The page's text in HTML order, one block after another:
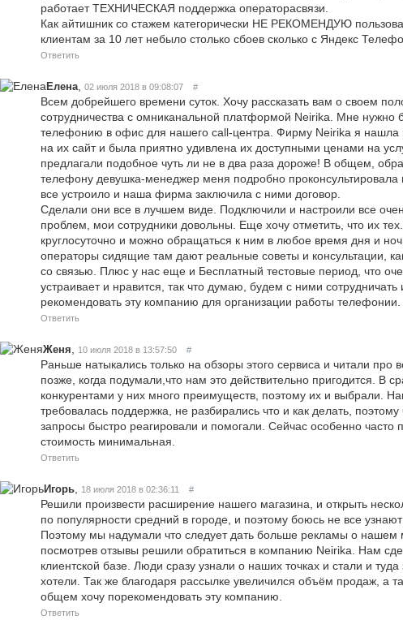
работает ТЕХНИЧЕСКАЯ поддержка операторасвязи.
Как айтишник со стажем категорически НЕ РЕКОМЕНДУЮ
клиентам за 10 лет небыло столько сбоев сколько с Яндекс
Ответить
Елена 02 июля 2018 в 09:08:07 #
Всем добрейшего времени суток. Хочу рассказать вам о своем
сотрудничества с омниканальной платформой Neirika. Мне нужно
телефонию в офис для нашего саll-центра. Фирму Neirika я нашла
на их сайт и была приятно удивлена их доступными ценами на
предлагали подобное чуть ли не в два раза дороже! В общем,
телефону девушка-менеджер меня подробно
все устроило и наша фирма заключила с ними договор.
Сделали они все в лучшем виде. Подключили и настроили все
проблем, мои сотрудники довольны. Еще хочу отметить, что их
круглосуточно и можно обращаться к ним в любое время дня и
операторы сидящие там дают реальные советы и консультации,
со связью. Плюс у нас еще и Бесплатный тестовые период, что
устраивает и нравится, так что думаю, будем с ними
рекомендовать эту компанию для организации работы телефонии.
Ответить
Женя 10 июля 2018 в 13:57:50 #
Раньше натыкались только на обзоры этого сервиса и читали про
позже, когда подумали,что нам это действительно пригодится. В
конкурентами у них много преимуществ, поэтому их и выбрали.
требовалась поддержка, не разбирались что и как делать,
запросы быстро реагировали и помогали. Сейчас особенно часто
стоимость минимальная.
Ответить
Игорь 18 июля 2018 в 02:36:11 #
Решили произвести расширение нашего магазина, и открыть
по популярности средний в городе, и поэтому боюсь не все
Поэтому мы надумали что следует дать больше рекламы о нашем
посмотрев отзывы решили обратиться в компанию Neirika. Нам
клиентской базе. Люди сразу узнали о наших точках и стали и туда
хотели. Так же благодаря рассылке увеличился объём продаж, а
общем хочу порекомендовать эту компанию.
Ответить